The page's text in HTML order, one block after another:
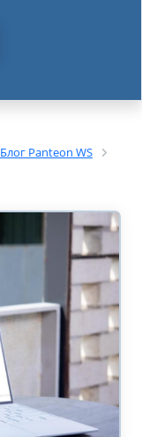
Блог Panteon WS